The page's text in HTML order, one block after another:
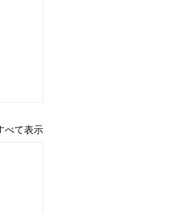
べて表示